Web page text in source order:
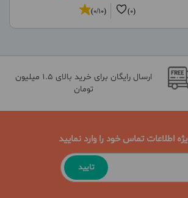
(0)
(0/10)
ارسال رایگان برای خرید بالای 1.5 میلیون
تومان
اطلاعات تماس خود را وارد نمایید
تایید